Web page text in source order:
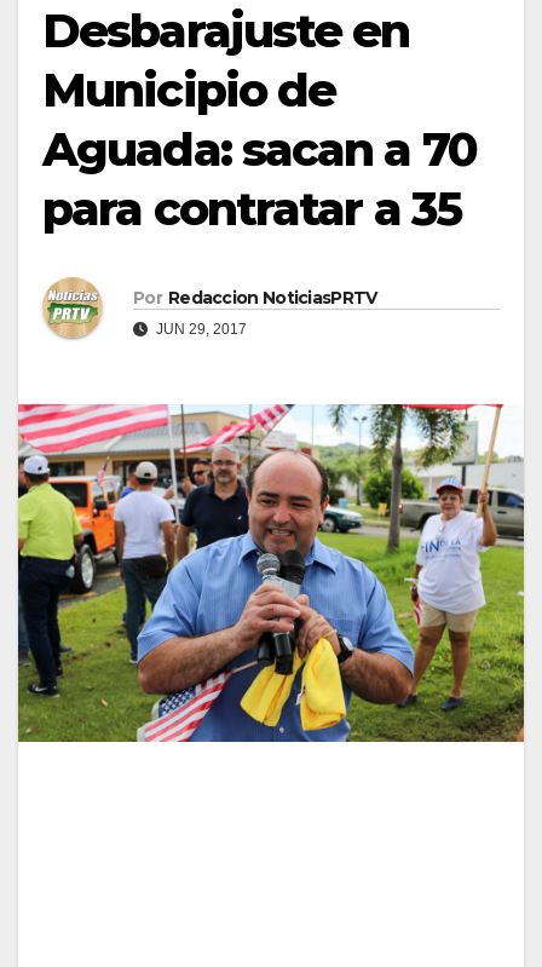
Desbarajuste en
Municipio de
Aguada: sacan a 70
para contratar a 35
Por Redaccion NoticiasPRTV
JUN 29, 2017